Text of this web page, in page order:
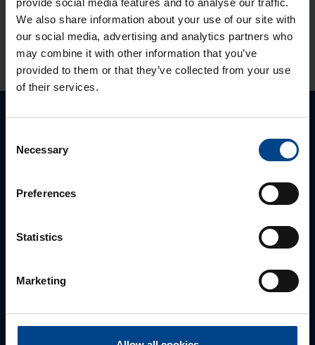
provide social media features and to analyse our traffic.
We also share information about your use of our site with
our social media, advertising and analytics partners who
may combine it with other information that you’ve
provided to them or that they’ve collected from your use
of their services.
Selection
Necessary
Preferences
Statistics
Marketing
Play
SHOW MORE VIDEOS
sähköpostitse tai verkkolomakkeen kautta.